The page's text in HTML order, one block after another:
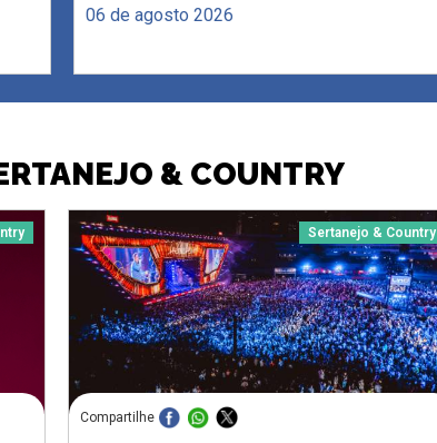
06 de agosto 2026
& COUNTRY
Sertanejo & Country
Compartilhe